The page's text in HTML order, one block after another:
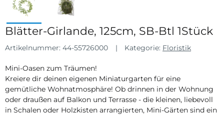
Blätter-Girlande, 125cm, SB-Btl 1Stück
Artikelnummer: 44-55726000 Kategorie: Floristik
Mini-Oasen zum Träumen!
Kreiere dir deinen eigenen Miniaturgarten für eine
gemütliche Wohnatmosphäre! Ob drinnen in der Wohnung
oder draußen auf Balkon und Terrasse - die kleinen, liebevoll
in Schalen oder Holzkisten arrangierten, Mini-Gärten sind ein